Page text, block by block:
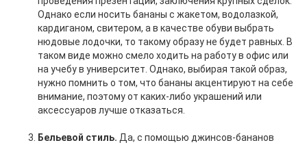
Однако если носить бананы с жакетом, водолазкой,
кардиганом, свитером, а в качестве обуви выбрать
нюдовые лодочки, то такому образу не будет равных. В
таком виде можно смело ходить на работу в офис или
на учебу в университет. Однако, выбирая такой образ,
нужно помнить о том, что бананы акцентируют на себе
внимание, поэтому от каких-либо украшений или
аксессуаров лучше отказаться.
Бельевой стиль. Да, с помощью джинсов-бананов